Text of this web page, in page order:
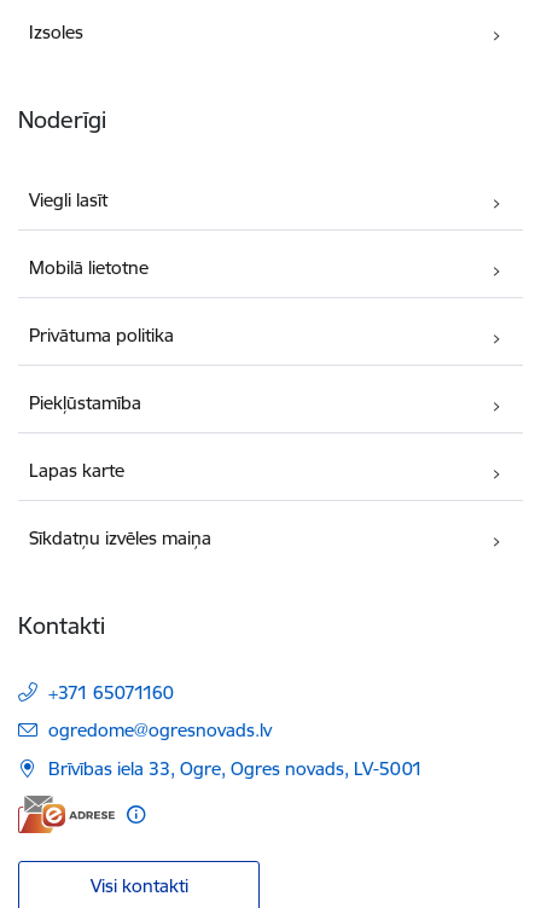
Izsoles
Noderīgi
Viegli lasīt
Mobilā lietotne
Privātuma politika
Piekļūstamība
Lapas karte
Sīkdatņu izvēles maiņa
Kontakti
+371 65071160
E-pasts:
ogredome@ogresnovads.lv
Brīvības iela 33, Ogre, Ogres novads, LV-5001
Visi kontakti